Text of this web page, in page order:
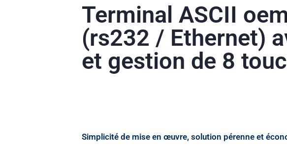
Terminal ASCII
(rs232 / Ethernet)
et gestion de 8
Simplicité de mise en œuvre, solution pérenne et